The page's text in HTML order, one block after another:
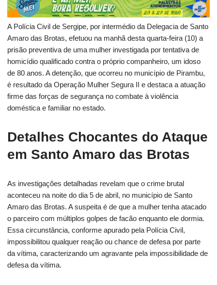
A Polícia Civil de Sergipe, por intermédio da Delegacia de Santo
Amaro das Brotas, efetuou na manhã desta quarta-feira (10) a
prisão preventiva de uma mulher investigada por tentativa de
homicídio qualificado contra o próprio companheiro, um idoso
de 80 anos. A detenção, que ocorreu no município de Pirambu,
é resultado da Operação Mulher Segura II e destaca a atuação
firme das forças de segurança no combate à violência
doméstica e familiar no estado.
Detalhes Chocantes do Ataque
em Santo Amaro das Brotas
As investigações detalhadas revelam que o crime brutal
aconteceu na noite do dia 5 de abril, no município de Santo
Amaro das Brotas. A suspeita é de que a mulher tenha atacado
o parceiro com múltiplos golpes de facão enquanto ele dormia.
Essa circunstância, conforme apurado pela Polícia Civil,
impossibilitou qualquer reação ou chance de defesa por parte
da vítima, caracterizando um agravante pela impossibilidade de
defesa da vítima.